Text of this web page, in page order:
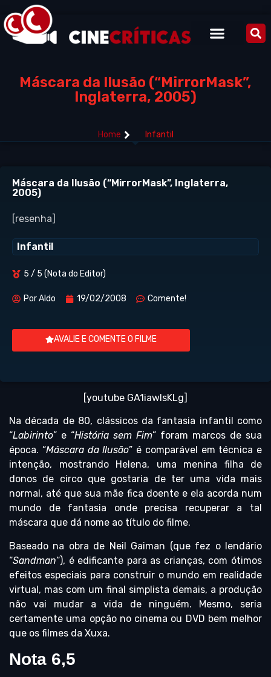
Máscara da Ilusão (“MirrorMask”,
Inglaterra, 2005)
Home Infantil
Máscara da Ilusão (“MirrorMask”, Inglaterra,
2005)
[resenha]
Infantil
5 / 5 (Nota do Editor)
PorAldo 19/02/2008 Comente!
AVALIE E COMENTE O FILME
[youtube GA1iawlsKLg]
Na década de 80, clássicos da fantasia infantil como
“Labirinto” e “História sem Fim” foram marcos de sua
época. “Máscara da Ilusão” é comparável em técnica e
intenção, mostrando Helena, uma menina filha de
donos de circo que gostaria de ter uma vida mais
normal, até que sua mãe fica doente e ela acorda num
mundo de fantasia onde precisa recuperar a tal
máscara que dá nome ao título do filme.
Baseado na obra de Neil Gaiman (que fez o lendário
“Sandman“), é edificante para as crianças, com ótimos
efeitos especiais para construir o mundo em realidade
virtual, mas com um final simplista demais, a produção
não vai mudar a vida de ninguém. Mesmo, seria
certamente uma opção no cinema ou DVD bem melhor
que os filmes da Xuxa.
Nota 6,5